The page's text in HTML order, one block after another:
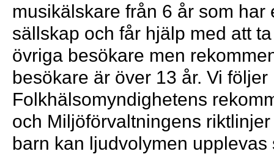
musikälskare från 6 år som har
sällskap och får hjälp med att
övriga besökare men
besökare är över 13 år. Vi följer
Folkhälsomyndighetens
och Miljöförvaltningens
barn kan ljudvolymen upplevas